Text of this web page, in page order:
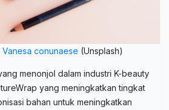
Vanesa conunaese (Unsplash)
menonjol dalam industri K-beauty
yang meningkatkan tingkat
bahan untuk meningkatkan